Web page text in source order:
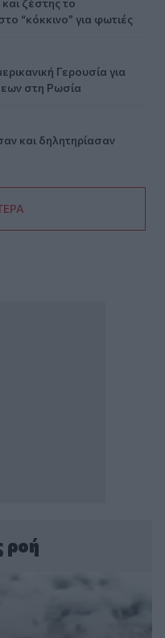
“κόκκινο” για φωτιές
Γερουσία για
στη Ρωσία
και δηλητηρίασαν
ροή